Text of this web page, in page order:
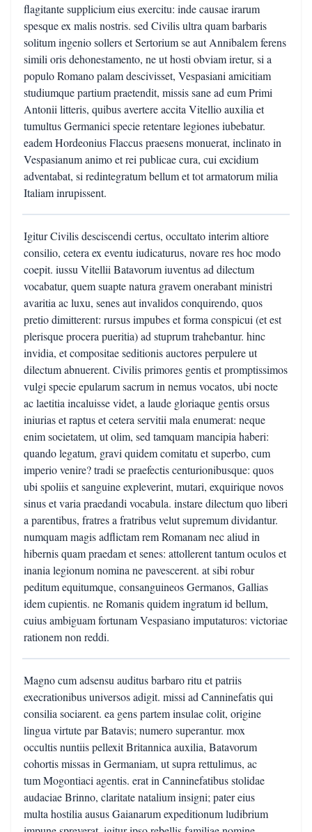
flagitante supplicium eius exercitu: inde causae irarum
spesque ex malis nostris. sed Civilis ultra quam barbaris
solitum ingenio sollers et Sertorium se aut Annibalem ferens
simili oris dehonestamento, ne ut hosti obviam iretur, si a
populo Romano palam descivisset, Vespasiani amicitiam
studiumque partium praetendit, missis sane ad eum Primi
Antonii litteris, quibus avertere accita Vitellio auxilia et
tumultus Germanici specie retentare legiones iubebatur.
eadem Hordeonius Flaccus praesens monuerat, inclinato in
Vespasianum animo et rei publicae cura, cui excidium
adventabat, si redintegratum bellum et tot armatorum milia
Italiam inrupissent.
Igitur Civilis desciscendi certus, occultato interim altiore
consilio, cetera ex eventu iudicaturus, novare res hoc modo
coepit. iussu Vitellii Batavorum iuventus ad dilectum
vocabatur, quem suapte natura gravem onerabant ministri
avaritia ac luxu, senes aut invalidos conquirendo, quos
pretio dimitterent: rursus impubes et forma conspicui (et est
plerisque procera pueritia) ad stuprum trahebantur. hinc
invidia, et compositae seditionis auctores perpulere ut
dilectum abnuerent. Civilis primores gentis et promptissimos
vulgi specie epularum sacrum in nemus vocatos, ubi nocte
ac laetitia incaluisse videt, a laude gloriaque gentis orsus
iniurias et raptus et cetera servitii mala enumerat: neque
enim societatem, ut olim, sed tamquam mancipia haberi:
quando legatum, gravi quidem comitatu et superbo, cum
imperio venire? tradi se praefectis centurionibusque: quos
ubi spoliis et sanguine expleverint, mutari, exquirique novos
sinus et varia praedandi vocabula. instare dilectum quo liberi
a parentibus, fratres a fratribus velut supremum dividantur.
numquam magis adflictam rem Romanam nec aliud in
hibernis quam praedam et senes: attollerent tantum oculos et
inania legionum nomina ne pavescerent. at sibi robur
peditum equitumque, consanguineos Germanos, Gallias
idem cupientis. ne Romanis quidem ingratum id bellum,
cuius ambiguam fortunam Vespasiano imputaturos: victoriae
rationem non reddi.
Magno cum adsensu auditus barbaro ritu et patriis
execrationibus universos adigit. missi ad Canninefatis qui
consilia sociarent. ea gens partem insulae colit, origine
lingua virtute par Batavis; numero superantur. mox
occultis nuntiis pellexit Britannica auxilia, Batavorum
cohortis missas in Germaniam, ut supra rettulimus, ac
tum Mogontiaci agentis. erat in Canninefatibus stolidae
audaciae Brinno, claritate natalium insigni; pater eius
multa hostilia ausus Gaianarum expeditionum ludibrium